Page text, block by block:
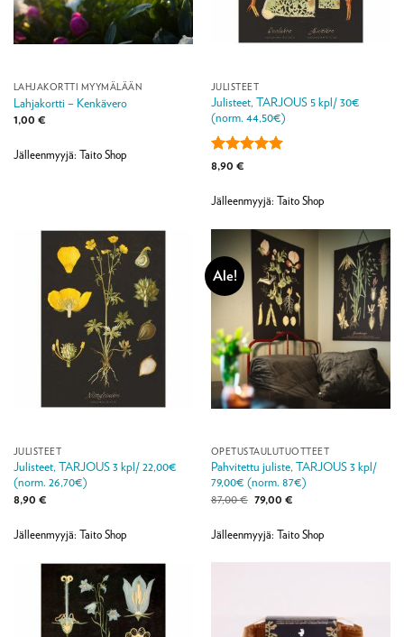
LAHJAKORTTI MYYMÄLÄÄN
Lahjakortti – Kenkävero
1,00 €
Jälleenmyyjä: Taito Shop
JULISTEET
Julisteet, TARJOUS 5 kpl/ 30€
(norm. 44,50€)
Arvostelu
/ 5
8,90 €
Jälleenmyyjä: Taito Shop
JULISTEET
Julisteet, TARJOUS 3 kpl/ 22,00€
(norm. 26,70€)
8,90 €
Jälleenmyyjä: Taito Shop
Ale!
OPETUSTAULUTUOTTEET
Pahvitettu juliste, TARJOUS 3 kpl/
79,00€ (norm. 87€)
87,00€ Alkuperäinen
hinta
87,00 €.
79,00 €Nykyinen
79,00 €.
Jälleenmyyjä: Taito Shop